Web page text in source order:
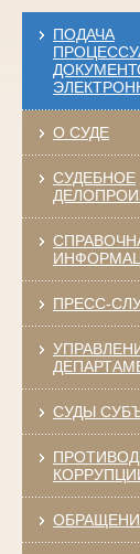
ПОДАЧА
О СУДЕ
СУДЕБНОЕ
ПРЕСС-
СУДЫ